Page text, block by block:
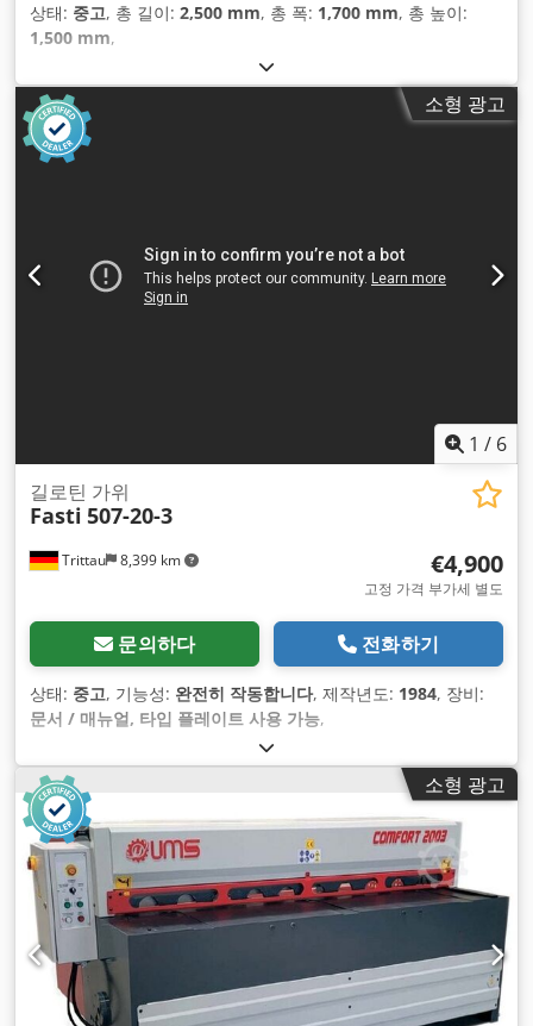
상태: 중고, 총 길이: 2,500 mm, 총 폭: 1,700 mm, 총 높이:
1,500 mm,
소형 광고
1 / 6
Trittau 8,399 km
길로틴 가위
Fasti 507-20-3
€4,900
고정 가격 부가세 별도
문의하다 전화하기
상태: 중고, 기능성: 완전히 작동합니다, 제작년도: 1984, 장비:
문서 / 매뉴얼, 타입 플레이트 사용 가능,
소형 광고